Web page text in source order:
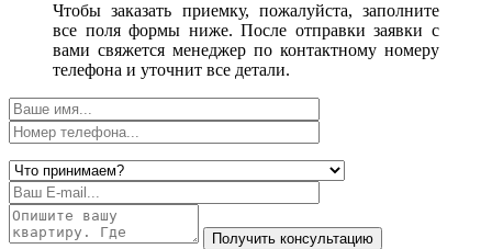
Чтобы заказать приемку, пожалуйста, заполните
все поля формы ниже. После отправки заявки с
вами свяжется менеджер по контактному номеру
телефона и уточнит все детали.